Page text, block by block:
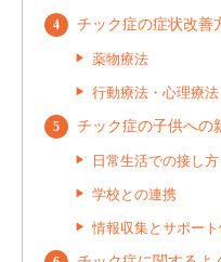
チック症の症状改善
薬物療法
行動療法・心理療法
チック症の子供への
日常生活での接し方
学校との連携
情報収集とサポート